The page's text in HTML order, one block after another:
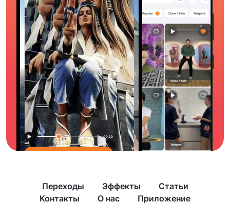
Переходы Эффекты
Статьи
Контакты
О нас Приложение